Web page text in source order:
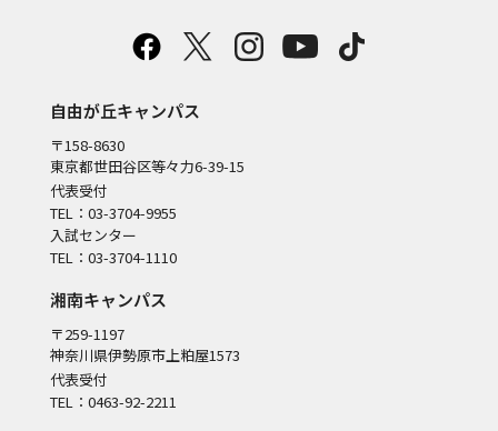
自由が丘キャンパス
〒158-8630
東京都世田谷区等々力6-39-15
代表受付
TEL：03-3704-9955
入試センター
TEL：03-3704-1110
湘南キャンパス
〒259-1197
神奈川県伊勢原市上粕屋1573
代表受付
TEL：0463-92-2211